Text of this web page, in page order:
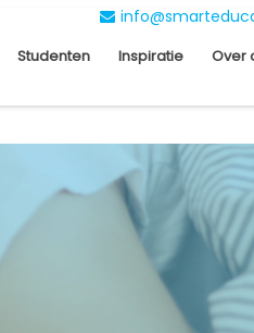
Studenten Inspiratie Over